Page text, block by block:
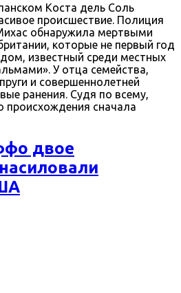
Коста дель Соль
происшествие. Полиция
обнаружила мертвыми
которые не первый год
известный среди местных
У отца семейства,
и совершеннолетней
ранения. Судя по всему,
происхождения сначала
двое